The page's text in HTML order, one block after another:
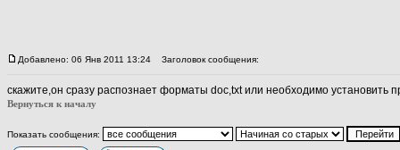
Добавлено: 06 Янв 2011 13:24 Заголовок сообщения:
скажите,он сразу распознает форматы doc,txt или необходимо установить
Вернуться к началу
Показать сообщения: